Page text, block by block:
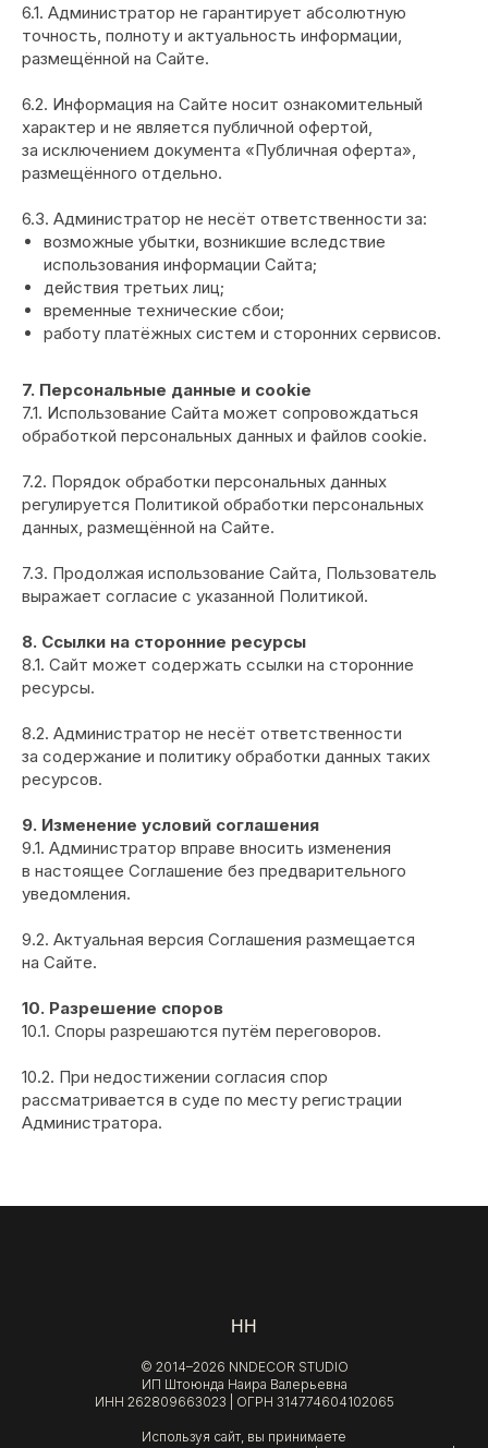
6.1. Администратор не гарантирует абсолютную
точность, полноту и актуальность информации,
размещённой на Сайте.
6.2. Информация на Сайте носит ознакомительный
характер и не является публичной офертой,
за исключением документа «Публичная оферта»,
размещённого отдельно.
6.3. Администратор не несёт ответственности за:
возможные убытки, возникшие вследствие
использования информации Сайта;
действия третьих лиц;
временные технические сбои;
работу платёжных систем и сторонних сервисов.
7. Персональные данные и cookie
7.1. Использование Сайта может сопровождаться
обработкой персональных данных и файлов cookie.
7.2. Порядок обработки персональных данных
регулируется Политикой обработки персональных
данных, размещённой на Сайте.
7.3. Продолжая использование Сайта, Пользователь
выражает согласие с указанной Политикой.
8. Ссылки на сторонние ресурсы
8.1. Сайт может содержать ссылки на сторонние
ресурсы.
8.2. Администратор не несёт ответственности
за содержание и политику обработки данных таких
ресурсов.
9. Изменение условий соглашения
9.1. Администратор вправе вносить изменения
в настоящее Соглашение без предварительного
уведомления.
9.2. Актуальная версия Соглашения размещается
на Сайте.
10. Разрешение споров
10.1. Споры разрешаются путём переговоров.
10.2. При недостижении согласия спор
рассматривается в суде по месту регистрации
Администратора.
НН
© 2014–2026 NNDECOR STUDIO
ИП Штоюнда Наира Валерьевна
ИНН 262809663023 | ОГРН 314774604102065
Используя сайт, вы принимаете